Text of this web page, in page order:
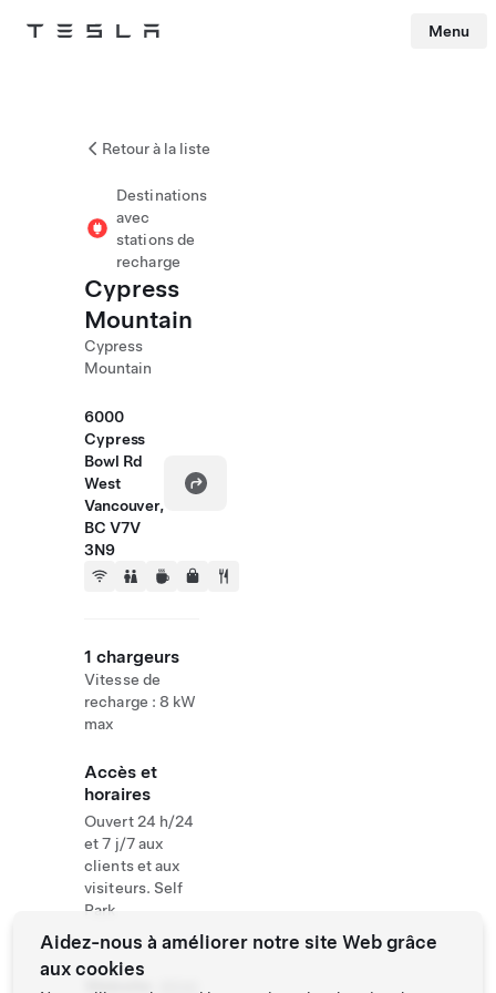
Tesla Menu
Retour à la liste
Destinations
avec
stations de
recharge
Cypress
Mountain
Cypress
Mountain
6000
Cypress
Bowl Rd
West
Vancouver,
BC V7V
3N9
1 chargeurs
Vitesse de
recharge : 8 kW
max
Accès et
horaires
Ouvert 24 h/24
et 7 j/7 aux
clients et aux
visiteurs. Self
Park
Aidez-nous à améliorer notre site Web grâce
aux cookies